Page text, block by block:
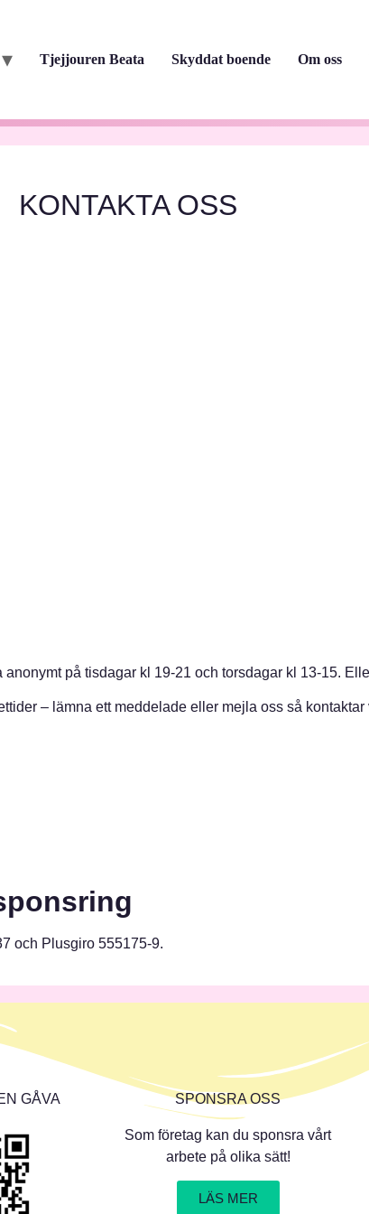
Tjejjouren Beata Skyddat boende Om oss
KONTAKTA OSS
på tisdagar kl 19-21 och torsdagar kl 13-15.
– lämna ett meddelade eller mejla oss så
och Plusgiro 555175-9.
GÅVA SPONSRA OSS
Som företag kan du sponsra vårt
arbete på olika sätt!
LÄS MER